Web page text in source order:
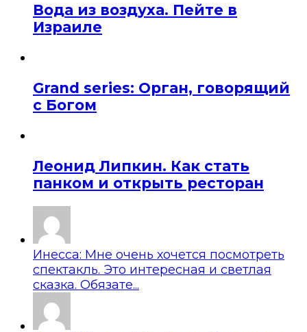
Вода из воздуха. Пейте в
Израиле
Grand series: Орган, говорящий
с Богом
Леонид Липкин. Как стать
панком и открыть ресторан
Инесса: Мне очень хочется посмотреть
спектакль. Это интересная и светлая
сказка. Обязате...